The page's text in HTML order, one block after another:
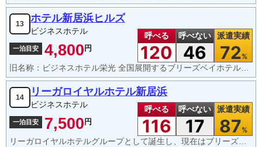
13 ホテル新居浜ヒルズ
ビジネスホテル
一泊目安 4,800円
呼べる
120
呼べない
46
派遣実績
72%
旧名称：ビジネスホテル栄光 全国展開するブリーズベイホテルグループ（BBH）の運営で、新居浜駅から徒歩圏内（約10分）数量限定ですが、無料でお茶漬けなどの夜食が提供されます。ロビーでのウェルカムドリンクサービス。無料の朝食バイキングあり。
14 リーガロイヤルホテル新居浜
ビジネスホテル
一泊目安 7,500円
呼べる
116
呼べない
17
派遣実績
87%
リーガロイヤルホテルグループとして誕生し、現在はブリーズベイホテル（BBH）グループの運営となっています。シティホテルの豪華な設備と、BBHグループならではの手厚い無料サービスが融合しているのが特徴。夕方の指定時間に、アルコール（生ビール等）やソフトドリンクが1杯無料で楽しめます。数量限定で「夜鳴きラーメン」が無料で提供。